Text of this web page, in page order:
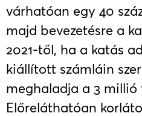
várhatóan egy 40
majd bevezetésre a
2021-től, ha a katás
kiállított számláin
meghaladja a 3
Előreláthatóan